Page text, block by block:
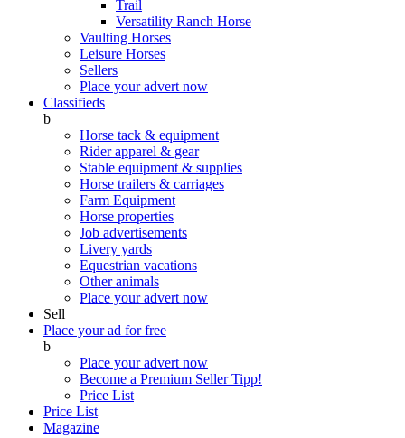
Trail
Versatility Ranch Horse
Vaulting Horses
Leisure Horses
Sellers
Place your advert now
Classifieds
b
Horse tack & equipment
Rider apparel & gear
Stable equipment & supplies
Horse trailers & carriages
Farm Equipment
Horse properties
Job advertisements
Livery yards
Equestrian vacations
Other animals
Place your advert now
Sell
Place your ad for free
b
Place your advert now
Become a Premium SellerTipp!
Price List
Price List
Magazine